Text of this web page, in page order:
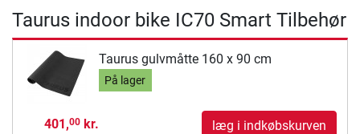
Taurus indoor bike IC70 Smart Tilbehør
Taurus gulvmåtte 160 x 90 cm
På lager
401,00kr. læg i indkøbskurven